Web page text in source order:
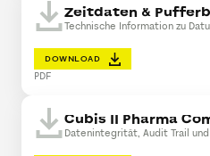
Zeitdaten &
Technische Information zu
DOWNLOAD
PDF
Cubis II Pharma
Datenintegrität, Audit Trail und